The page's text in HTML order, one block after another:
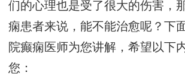
们的心理也是受了很大的伤害，
痫患者来说，能不能治愈呢？下
院癫痫医师为您讲解，希望以下
您：